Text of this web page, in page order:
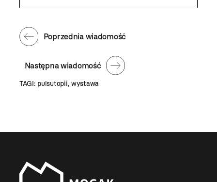
Następna wiadomość
Poprzednia wiadomość
TAGI: pulsutopii, wystawa